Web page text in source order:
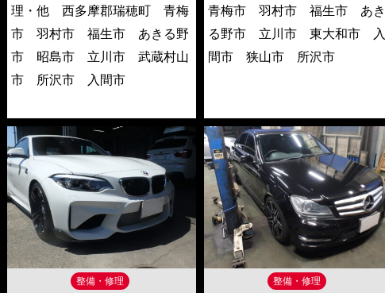
理・他 西多摩郡瑞穂町 青梅
市 羽村市 福生市 あきる野
市 昭島市 立川市 武蔵村山
市 所沢市 入間市
青梅市 羽村市 福生市 あき
る野市 立川市 東大和市 入
間市 狭山市 所沢市
整備・修理 整備・修理